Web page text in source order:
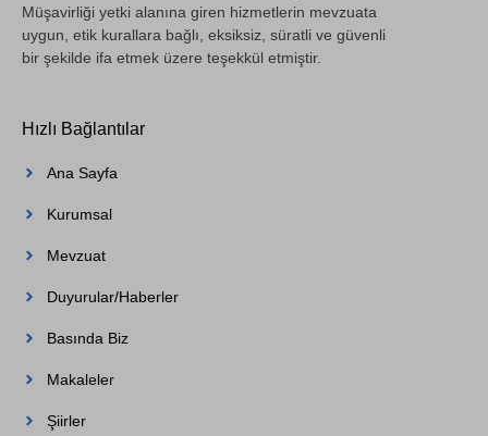
Müşavirliği yetki alanına giren hizmetlerin mevzuata
uygun, etik kurallara bağlı, eksiksiz, süratli ve güvenli
bir şekilde ifa etmek üzere teşekkül etmiştir.
Hızlı Bağlantılar
Ana Sayfa
Kurumsal
Mevzuat
Duyurular/Haberler
Basında Biz
Makaleler
Şiirler